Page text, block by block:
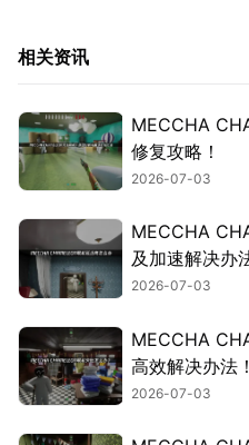
相关资讯
MECCHA
修复攻略！
2026-07-03
MECCHA
及加速解决办
2026-07-03
MECCHA
高效解决办法！
2026-07-03